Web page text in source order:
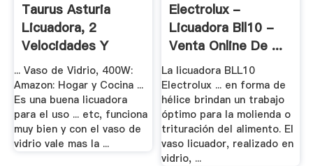
Taurus Asturia
Licuadora, 2
Velocidades Y
Pulso, .
... Vaso de Vidrio, 400W:
Amazon: Hogar y Cocina ...
Es una buena licuadora
para el uso ... etc, funciona
muy bien y con el vaso de
vidrio vale mas la ...
Electrolux -
Licuadora Bll10 -
Venta Online De ...
La licuadora BLL10
Electrolux ... en forma de
hélice brindan un trabajo
óptimo para la molienda o
trituración del alimento. El
vaso licuador, realizado en
vidrio, ...